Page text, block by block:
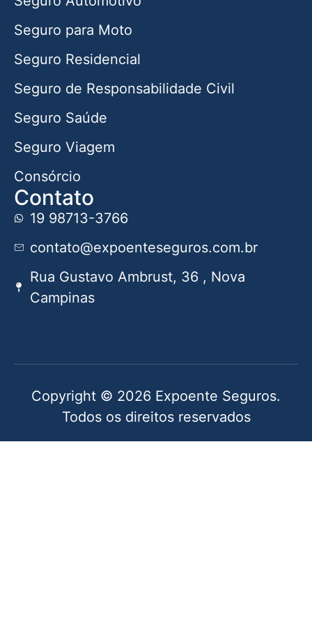
Seguro para Moto
Seguro Residencial
Seguro de Responsabilidade Civil
Seguro Saúde
Seguro Viagem
Consórcio
Contato
19 98713-3766
contato@expoenteseguros.com.br
Rua Gustavo Ambrust, 36 , Nova
Campinas
Copyright © 2026 Expoente Seguros.
Todos os direitos reservados